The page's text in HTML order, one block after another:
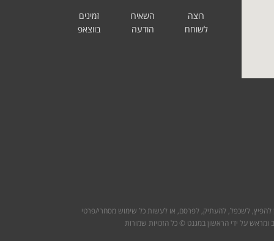
רוצה
לשוחח
השאירו
הודעה
זמינים
בווצאפ
להפיץ, לשכפל, להעתיק, לפרסם, או לעשות כל שימוש מסחרי/פרטי
על ידי הראשון במגנט © כל הזכויות שמורות